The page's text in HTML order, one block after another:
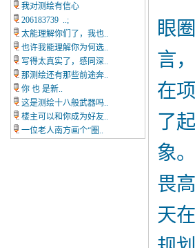
我对测绘有信心
206183739 ..;
太能理解你们了，我也..
也许我能理解你为何选..
写得太真实了，感同深..
那测绘还有那些前途奔..
你 也 是新..
这是测绘十八般武器吗..
楼主可以和你成为好友..
一位老人南方画个“圈..
眼
言
在
了
象
畏
天